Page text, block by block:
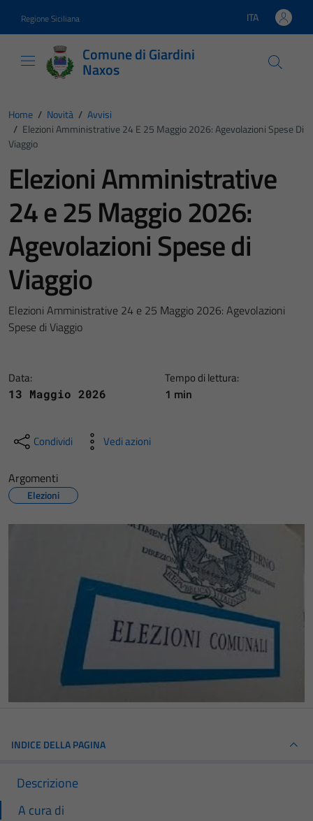
Regione Siciliana Lingua attiva:
ITA
Comune di Giardini
Naxos
Home / Novità / Avvisi
/ Elezioni Amministrative 24 E 25 Maggio 2026: Agevolazioni Spese Di
Viaggio
Elezioni Amministrative
24 e 25 Maggio 2026:
Agevolazioni Spese di
Viaggio
Elezioni Amministrative 24 e 25 Maggio 2026: Agevolazioni
Spese di Viaggio
Data:
13 Maggio 2026
Tempo di lettura:
1 min
Condividi Vedi azioni
Argomenti
Elezioni
INDICE DELLA PAGINA
Descrizione
A cura di